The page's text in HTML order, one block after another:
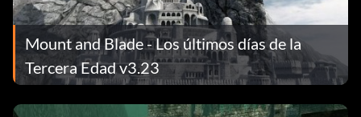
Mount and Blade - Los últimos días de la
Tercera Edad v3.23